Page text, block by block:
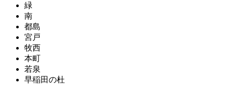
緑
南
都島
宮戸
牧西
本町
若泉
早稲田の杜